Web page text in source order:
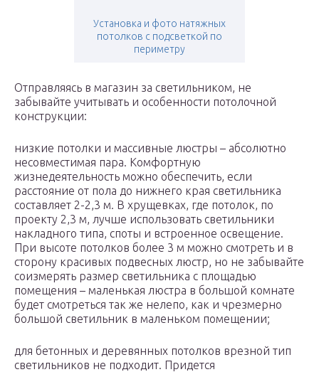
Установка и фото натяжных
потолков с подсветкой по
периметру
Отправляясь в магазин за светильником, не
забывайте учитывать и особенности потолочной
конструкции:
низкие потолки и массивные люстры – абсолютно
несовместимая пара. Комфортную
жизнедеятельность можно обеспечить, если
расстояние от пола до нижнего края светильника
составляет 2-2,3 м. В хрущевках, где потолок, по
проекту 2,3 м, лучше использовать светильники
накладного типа, споты и встроенное освещение.
При высоте потолков более 3 м можно смотреть и в
сторону красивых подвесных люстр, но не забывайте
соизмерять размер светильника с площадью
помещения – маленькая люстра в большой комнате
будет смотреться так же нелепо, как и чрезмерно
большой светильник в маленьком помещении;
для бетонных и деревянных потолков врезной тип
светильников не подходит. Придется